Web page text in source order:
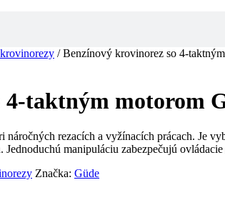
/ Benzínový krovinorez so 4-
taktným motorom
rezacích a vyžínacích prácach. Je
manipuláciu zabezpečujú
Značka: Güde